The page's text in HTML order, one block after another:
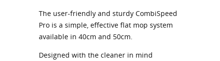
The user-friendly and sturdy CombiSpeed
Pro is a simple, effective flat mop system
available in 40cm and 50cm.
Designed with the cleaner in mind